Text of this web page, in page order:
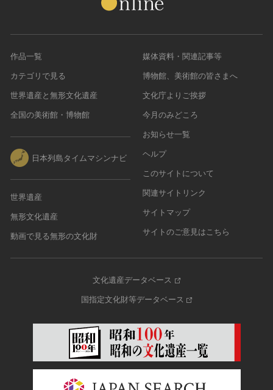
作品一覧
カテゴリで見る
世界遺産と無形文化遺産
全国の美術館・博物館
日本列島タイムマシンナビ
世界遺産
無形文化遺産
動画で見る無形の文化財
媒体資料・関連記事等
博物館、美術館の皆さまへ
文化庁よりご挨拶
今月のみどころ
お知らせ一覧
ヘルプ
このサイトについて
関連サイトリンク
サイトマップ
サイトのご意見はこちら
文化遺産データベース
国指定文化財等データベース